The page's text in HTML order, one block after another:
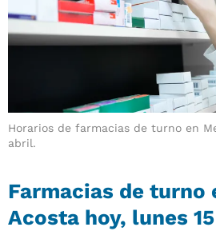
Horarios de farmacias de turno en
abril.
Farmacias de turno
Acosta hoy, lunes